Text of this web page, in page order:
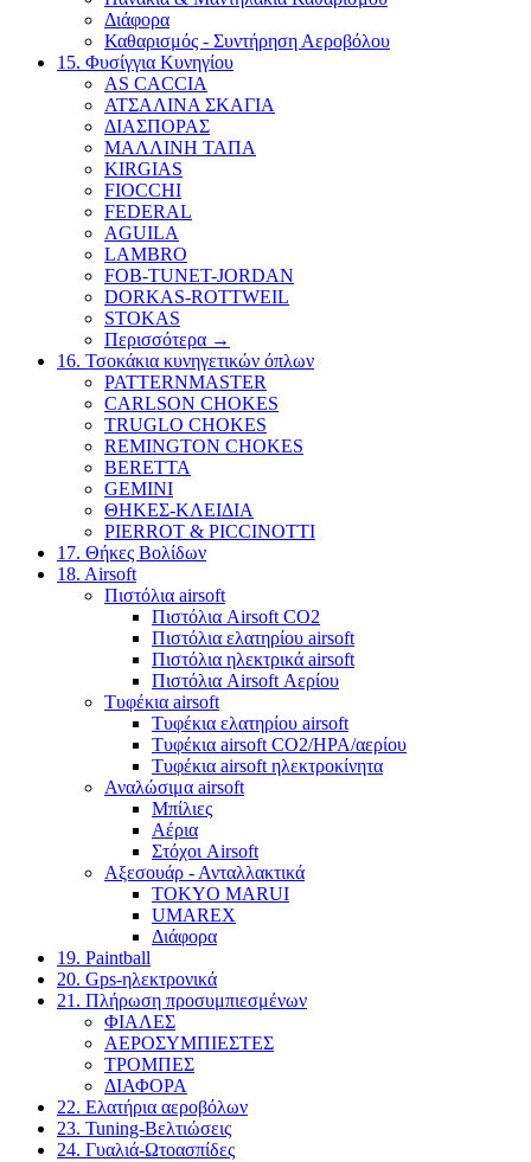
Διάφορα
Καθαρισμός - Συντήρηση Αεροβόλου
15. Φυσίγγια Κυνηγίου
AS CACCIA
ΑΤΣΑΛΙΝΑ ΣΚΑΓΙΑ
ΔΙΑΣΠΟΡΑΣ
ΜΑΛΛΙΝΗ ΤΑΠΑ
KIRGIAS
FIOCCHI
FEDERAL
AGUILA
LAMBRO
FOB-TUNET-JORDAN
DORKAS-ROTTWEIL
STOKAS
Περισσότερα →
16. Τσοκάκια κυνηγετικών όπλων
PATTERNMASTER
CARLSON CHOKES
TRUGLO CHOKES
REMINGTON CHOKES
BERETTA
GEMINI
ΘΗΚΕΣ-ΚΛΕΙΔΙΑ
PIERROT & PICCINOTTI
17. Θήκες Βολίδων
18. Airsoft
Πιστόλια airsoft
Πιστόλια Airsoft CO2
Πιστόλια ελατηρίου airsoft
Πιστόλια ηλεκτρικά airsoft
Πιστόλια Airsoft Αερίου
Τυφέκια airsoft
Τυφέκια ελατηρίου airsoft
Τυφέκια airsoft CO2/HPA/αερίου
Τυφέκια airsoft ηλεκτροκίνητα
Αναλώσιμα airsoft
Μπίλιες
Αέρια
Στόχοι Airsoft
Αξεσουάρ - Ανταλλακτικά
TOKYO MARUI
UMAREX
Διάφορα
19. Paintball
20. Gps-ηλεκτρονικά
21. Πλήρωση προσυμπιεσμένων
ΦΙΑΛΕΣ
ΑΕΡΟΣΥΜΠΙΕΣΤΕΣ
ΤΡΟΜΠΕΣ
ΔΙΑΦΟΡΑ
22. Ελατήρια αεροβόλων
23. Tuning-Βελτιώσεις
24. Γυαλιά-Ωτοασπίδες